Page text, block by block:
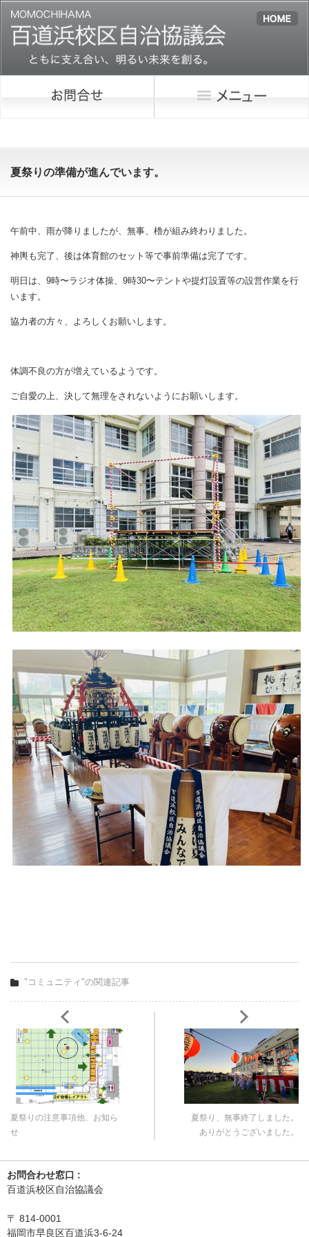
夏祭りの準備が進んでいます。
午前中、雨が降りましたが、無事、櫓が組み終わりました。
神輿も完了、後は体育館のセット等で事前準備は完了です。
明日は、9時〜ラジオ体操、9時30〜テントや提灯設置等の設営作業を行
います。
協力者の方々、よろしくお願いします。
体調不良の方が増えているようです。
ご自愛の上、決して無理をされないようにお願いします。
"コミュニティ"の関連記事
夏祭りの注意事項他、お知ら
せ
夏祭り、無事終了しました。
ありがとうございました。
お問合わせ窓口 :
百道浜校区自治協議会
〒 814-0001
福岡市早良区百道浜3-6-24